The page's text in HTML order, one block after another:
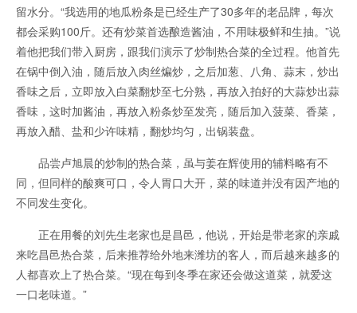
留水分。“我选用的地瓜粉条是已经生产了30多年的老品牌，每次
都会采购100斤。还有炒菜首选酿造酱油，不用味极鲜和生抽。”说
着他把我们带入厨房，跟我们演示了炒制热合菜的全过程。他首先
在锅中倒入油，随后放入肉丝煸炒，之后加葱、八角、蒜末，炒出
香味之后，立即放入白菜翻炒至七分熟，再放入拍好的大蒜炒出蒜
香味，这时加酱油，再放入粉条炒至发亮，随后加入菠菜、香菜，
再放入醋、盐和少许味精，翻炒均匀，出锅装盘。
品尝卢旭晨的炒制的热合菜，虽与姜在辉使用的辅料略有不
同，但同样的酸爽可口，令人胃口大开，菜的味道并没有因产地的
不同发生变化。
正在用餐的刘先生老家也是昌邑，他说，开始是带老家的亲戚
来吃昌邑热合菜，后来推荐给外地来潍坊的客人，而后越来越多的
人都喜欢上了热合菜。“现在每到冬季在家还会做这道菜，就爱这
一口老味道。”